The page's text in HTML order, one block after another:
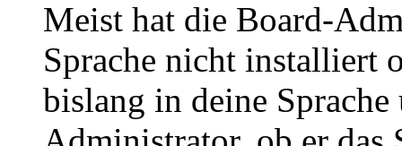
Meist hat die Board-
Sprache nicht installiert
bislang in deine